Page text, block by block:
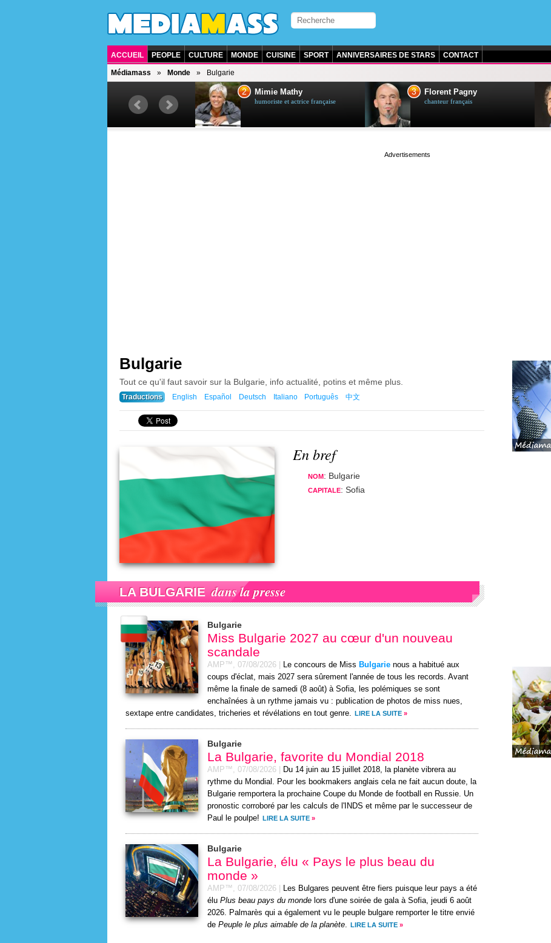
ACCUEIL PEOPLE CULTURE MONDE CUISINE SPORT ANNIVERSAIRES DE STARS CONTACT
Médiamass Monde Bulgarie
chanteuse québécoise
2 Mimie Mathy
humoriste et actrice française
3 Florent Pagny
chanteur français
Bulgarie
Tout ce qu'il faut savoir sur la Bulgarie, info actualité, potins et même plus.
Traductions English Español Deutsch Italiano Português 中文
En bref
NOM: Bulgarie
CAPITALE: Sofia
LA BULGARIE dans la presse
Bulgarie
Miss Bulgarie 2027 au cœur d'un nouveau
scandale
AMP™, 07/08/2026 Le concours de Miss Bulgarie nous a habitué aux
coups d'éclat, mais 2027 sera sûrement l'année de tous les records. Avant
même la finale de samedi (8 août) à Sofia, les polémiques se sont
enchaînées à un rythme jamais vu : publication de photos de miss nues,
sextape entre candidates, tricheries et révélations en tout genre. LIRE LA SUITE »
Bulgarie
La Bulgarie, favorite du Mondial 2018
AMP™, 07/08/2026
Du 14 juin au 15 juillet 2018, la planète vibrera au
rythme du Mondial. Pour les bookmakers anglais cela ne fait aucun doute, la
Bulgarie remportera la prochaine Coupe du Monde de football en Russie. Un
pronostic corroboré par les calculs de l'INDS et même par le successeur de
Paul le poulpe! LIRE LA SUITE »
Bulgarie
La Bulgarie, élu « Pays le plus beau du
monde »
AMP™, 07/08/2026
Les Bulgares peuvent être fiers puisque leur pays a été
élu Plus beau pays du monde lors d'une soirée de gala à Sofia, jeudi 6 août
2026. Palmarès qui a également vu le peuple bulgare remporter le titre envié
de Peuple le plus aimable de la planète. LIRE LA SUITE »